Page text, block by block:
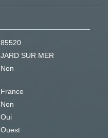
85520
JARD SUR MER
Non
France
Non
Oui
Ouest